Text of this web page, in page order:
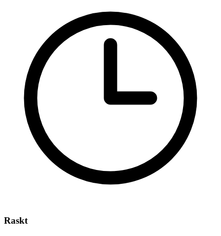
Raskt